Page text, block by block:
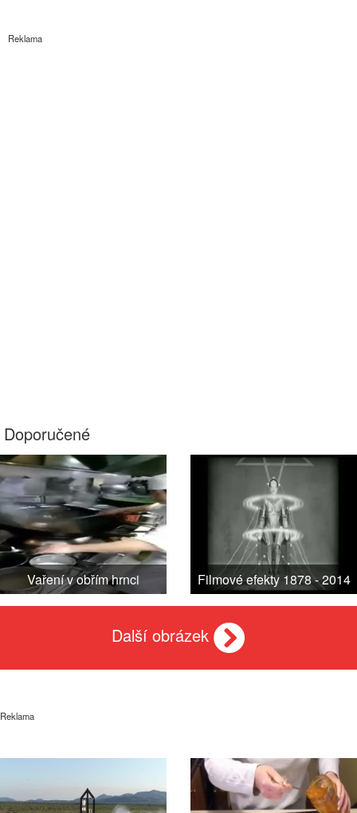
Reklama
Doporučené
Vaření v obřím hrnci Filmové efekty 1878 - 2014
Další obrázek
Reklama